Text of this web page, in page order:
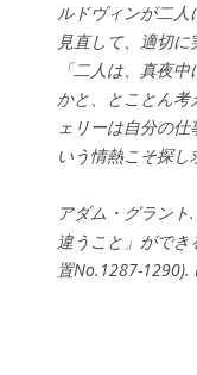
ルドヴィンが二
見直して、適切に
「二人は、真夜
かと、とことん
ェリーは自分の
いう情熱こそ探
アダム・グラン
違うこと」ができ
置No.1287-1290).